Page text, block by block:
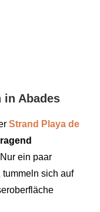
in Abades
Strand Playa de
ein paar
tummeln sich auf